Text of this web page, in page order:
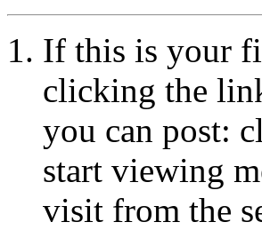
If this is your
clicking the
you can post:
start viewing
visit from the